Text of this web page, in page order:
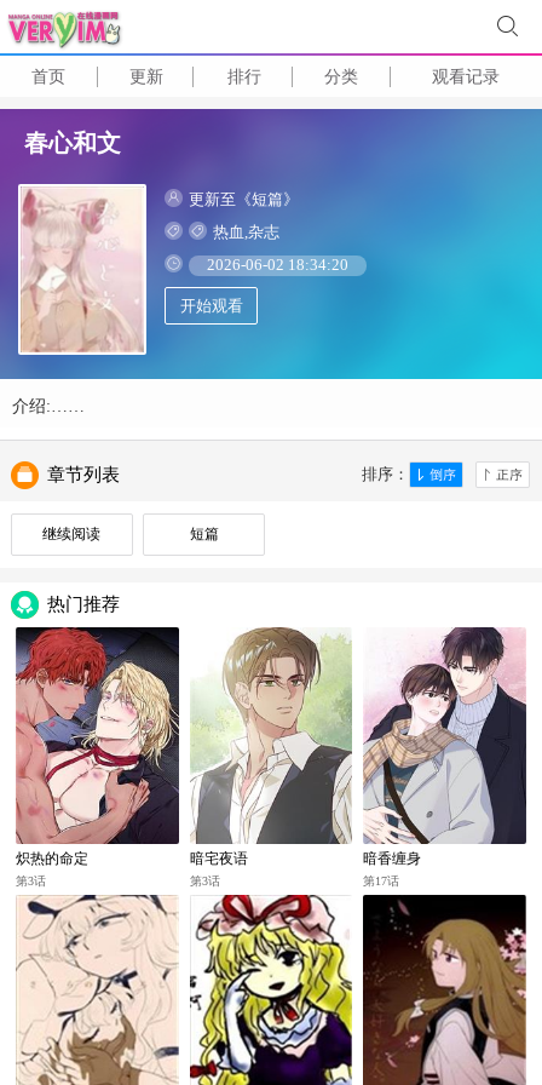
首页 更新 排行 分类 观看记录
春心和文
更新至《短篇》
热血,杂志
2026-06-02 18:34:20
开始观看
介绍:……
排序：
章节列表
继续阅读 短篇
热门推荐
炽热的命定
第3话
暗宅夜语
第3话
暗香缠身
第17话